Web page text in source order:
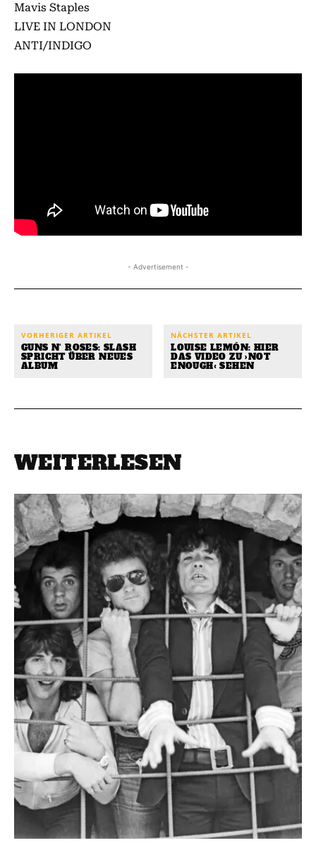
Mavis Staples
LIVE IN LONDON
ANTI/INDIGO
- Advertisement -
VORHERIGER ARTIKEL
GUNS N‘ ROSES: SLASH
SPRICHT ÜBER NEUES
ALBUM
NÄCHSTER ARTIKEL
LOUISE LEMÓN: HIER
DAS VIDEO ZU ›NOT
ENOUGH‹ SEHEN
WEITERLESEN